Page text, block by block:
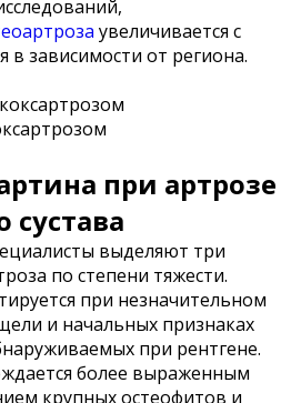
увеличивается с
в зависимости от региона.
при артрозе
сустава
выделяют три
по степени тяжести.
при незначительном
и начальных признаках
при рентгене.
более выраженным
крупных остеофитов и